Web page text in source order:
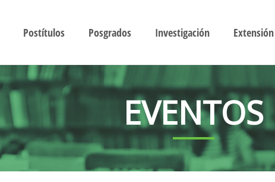
Postítulos Posgrados Investigación Extensión
EVENTOS